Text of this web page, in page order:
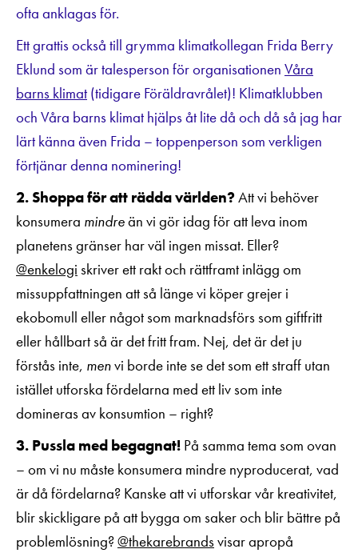
ofta anklagas för.
Ett grattis också till grymma klimatkollegan Frida Berry
Eklund som är talesperson för organisationen Våra
barns klimat (tidigare Föräldravrålet)! Klimatklubben
och Våra barns klimat hjälps åt lite då och då så jag har
lärt känna även Frida – toppenperson som verkligen
förtjänar denna nominering!
2. Shoppa för att rädda världen?Att vi behöver
konsumera mindreän vi gör idag för att leva inom
planetens gränser har väl ingen missat. Eller?
@enkelogi skriver ett rakt och rättframt inlägg om
missuppfattningen att så länge vi köper grejer i
ekobomull eller något som marknadsförs som giftfritt
eller hållbart så är det fritt fram. Nej, det är det ju
förstås inte, menvi borde inte se det som ett straff utan
istället utforska fördelarna med ett liv som inte
domineras av konsumtion – right?
3. Pussla med begagnat! På samma tema som ovan
– om vi nu måste konsumera mindre nyproducerat, vad
är då fördelarna? Kanske att vi utforskar vår kreativitet,
blir skickligare på att bygga om saker och blir bättre på
problemlösning?@thekarebrandsvisar apropå